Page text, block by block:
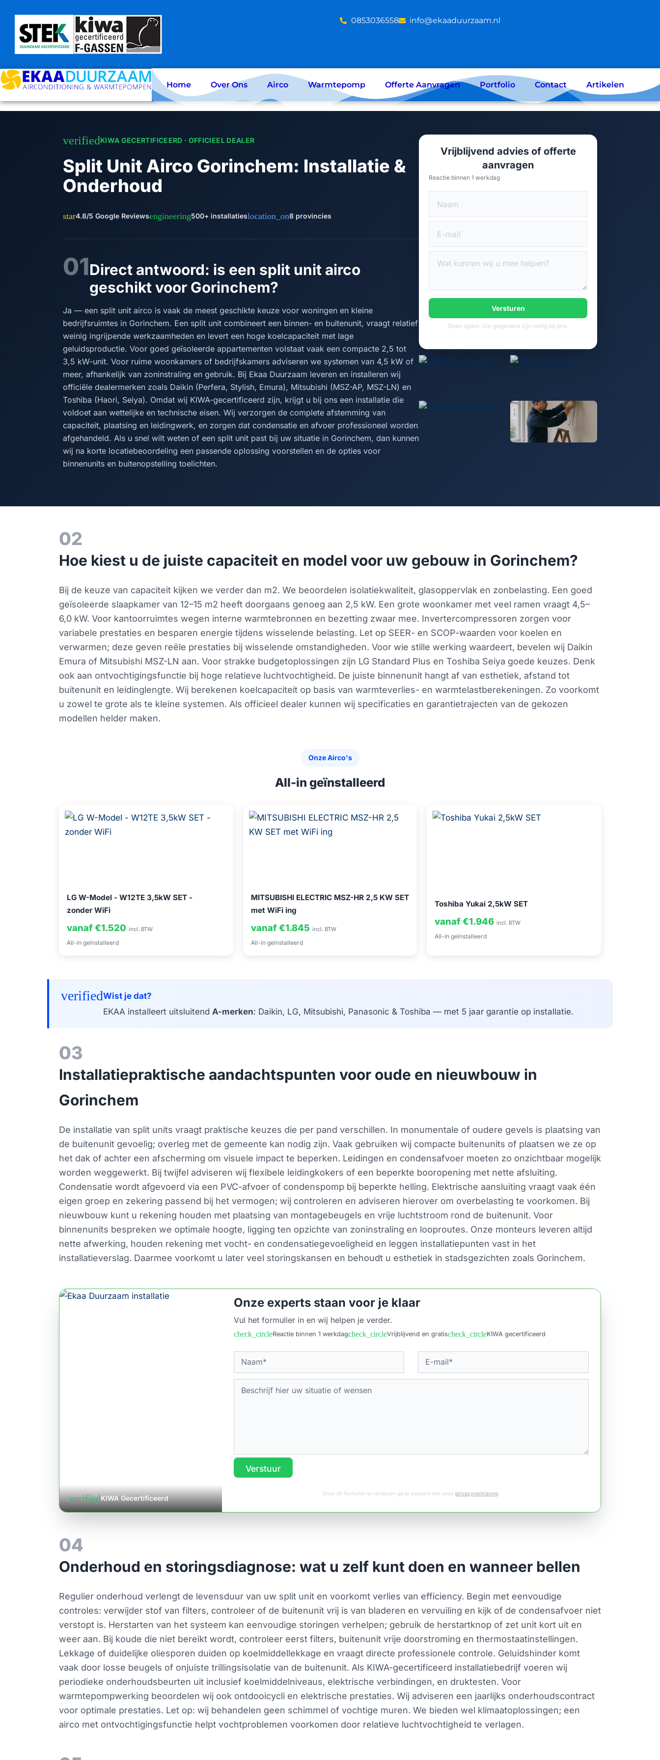
content
‪0853036558 info@ekaaduurzaam.nl
Home Over Ons Airco Warmtepomp Offerte Aanvragen Portfolio Contact Artikelen
verifiedKIWA GECERTIFICEERD · OFFICIEEL DEALER
Split Unit Airco Gorinchem: Installatie &
Onderhoud
star4.8/5 Google Reviewsengineering500+ installatieslocation_on8 provincies
01Direct antwoord: is een split unit airco
geschikt voor Gorinchem?
Ja — een split unit airco is vaak de meest geschikte keuze voor woningen en kleine
bedrijfsruimtes in Gorinchem. Een split unit combineert een binnen- en buitenunit, vraagt relatief
weinig ingrijpende werkzaamheden en levert een hoge koelcapaciteit met lage
geluidsproductie. Voor goed geïsoleerde appartementen volstaat vaak een compacte 2,5 tot
3,5 kW-unit. Voor ruime woonkamers of bedrijfskamers adviseren we systemen van 4,5 kW of
meer, afhankelijk van zoninstraling en gebruik. Bij Ekaa Duurzaam leveren en installeren wij
officiële dealermerken zoals Daikin (Perfera, Stylish, Emura), Mitsubishi (MSZ-AP, MSZ-LN) en
Toshiba (Haori, Seiya). Omdat wij KIWA-gecertificeerd zijn, krijgt u bij ons een installatie die
voldoet aan wettelijke en technische eisen. Wij verzorgen de complete afstemming van
capaciteit, plaatsing en leidingwerk, en zorgen dat condensatie en afvoer professioneel worden
afgehandeld. Als u snel wilt weten of een split unit past bij uw situatie in Gorinchem, dan kunnen
wij na korte locatiebeoordeling een passende oplossing voorstellen en de opties voor
binnenunits en buitenopstelling toelichten.
Vrijblijvend advies of offerte
aanvragen
Reactie binnen 1 werkdag
Versturen
Geen spam. Uw gegevens zijn veilig bij ons.
02
Hoe kiest u de juiste capaciteit en model voor uw gebouw in Gorinchem?
Bij de keuze van capaciteit kijken we verder dan m2. We beoordelen isolatiekwaliteit, glasoppervlak en zonbelasting. Een goed
geïsoleerde slaapkamer van 12–15 m2 heeft doorgaans genoeg aan 2,5 kW. Een grote woonkamer met veel ramen vraagt 4,5–
6,0 kW. Voor kantoorruimtes wegen interne warmtebronnen en bezetting zwaar mee. Invertercompressoren zorgen voor
variabele prestaties en besparen energie tijdens wisselende belasting. Let op SEER- en SCOP-waarden voor koelen en
verwarmen; deze geven reële prestaties bij wisselende omstandigheden. Voor wie stille werking waardeert, bevelen wij Daikin
Emura of Mitsubishi MSZ-LN aan. Voor strakke budgetoplossingen zijn LG Standard Plus en Toshiba Seiya goede keuzes. Denk
ook aan ontvochtigingsfunctie bij hoge relatieve luchtvochtigheid. De juiste binnenunit hangt af van esthetiek, afstand tot
buitenunit en leidinglengte. Wij berekenen koelcapaciteit op basis van warmteverlies- en warmtelastberekeningen. Zo voorkomt
u zowel te grote als te kleine systemen. Als officieel dealer kunnen wij specificaties en garantietrajecten van de gekozen
modellen helder maken.
Onze Airco's
All-in geïnstalleerd
LG W-Model - W12TE 3,5kW SET -
zonder WiFi
vanaf €1.520 incl. BTW
All-in geïnstalleerd
MITSUBISHI ELECTRIC MSZ-HR 2,5 KW SET
met WiFi ing
vanaf €1.845 incl. BTW
All-in geïnstalleerd
Toshiba Yukai 2,5kW SET
vanaf €1.946 incl. BTW
All-in geïnstalleerd
verifiedWist je dat?
EKAA installeert uitsluitend A-merken: Daikin, LG, Mitsubishi, Panasonic & Toshiba — met 5 jaar garantie op installatie.
03
Installatiepraktische aandachtspunten voor oude en nieuwbouw in
Gorinchem
De installatie van split units vraagt praktische keuzes die per pand verschillen. In monumentale of oudere gevels is plaatsing van
de buitenunit gevoelig; overleg met de gemeente kan nodig zijn. Vaak gebruiken wij compacte buitenunits of plaatsen we ze op
het dak of achter een afscherming om visuele impact te beperken. Leidingen en condensafvoer moeten zo onzichtbaar mogelijk
worden weggewerkt. Bij twijfel adviseren wij flexibele leidingkokers of een beperkte booropening met nette afsluiting.
Condensatie wordt afgevoerd via een PVC-afvoer of condenspomp bij beperkte helling. Elektrische aansluiting vraagt vaak één
eigen groep en zekering passend bij het vermogen; wij controleren en adviseren hierover om overbelasting te voorkomen. Bij
nieuwbouw kunt u rekening houden met plaatsing van montagebeugels en vrije luchtstroom rond de buitenunit. Voor
binnenunits bespreken we optimale hoogte, ligging ten opzichte van zoninstraling en looproutes. Onze monteurs leveren altijd
nette afwerking, houden rekening met vocht- en condensatiegevoeligheid en leggen installatiepunten vast in het
installatieverslag. Daarmee voorkomt u later veel storingskansen en behoudt u esthetiek in stadsgezichten zoals Gorinchem.
verifiedKIWA Gecertificeerd
Onze experts staan voor je klaar
Vul het formulier in en wij helpen je verder.
check_circleReactie binnen 1 werkdagcheck_circleVrijblijvend en gratischeck_circleKIWA gecertificeerd
Verstuur
Door dit formulier te versturen ga je akkoord met onze privacyverklaring.
04
Onderhoud en storingsdiagnose: wat u zelf kunt doen en wanneer bellen
Regulier onderhoud verlengt de levensduur van uw split unit en voorkomt verlies van efficiency. Begin met eenvoudige
controles: verwijder stof van filters, controleer of de buitenunit vrij is van bladeren en vervuiling en kijk of de condensafvoer niet
verstopt is. Herstarten van het systeem kan eenvoudige storingen verhelpen; gebruik de herstartknop of zet unit kort uit en
weer aan. Bij koude die niet bereikt wordt, controleer eerst filters, buitenunit vrije doorstroming en thermostaatinstellingen.
Lekkage of duidelijke oliesporen duiden op koelmiddellekkage en vraagt directe professionele controle. Geluidshinder komt
vaak door losse beugels of onjuiste trillingsisolatie van de buitenunit. Als KIWA-gecertificeerd installatiebedrijf voeren wij
periodieke onderhoudsbeurten uit inclusief koelmiddelniveaus, elektrische verbindingen, en druktesten. Voor
warmtepompwerking beoordelen wij ook ontdooicycli en elektrische prestaties. Wij adviseren een jaarlijks onderhoudscontract
voor optimale prestaties. Let op: wij behandelen geen schimmel of vochtige muren. We bieden wel klimaatoplossingen; een
airco met ontvochtigingsfunctie helpt vochtproblemen voorkomen door relatieve luchtvochtigheid te verlagen.